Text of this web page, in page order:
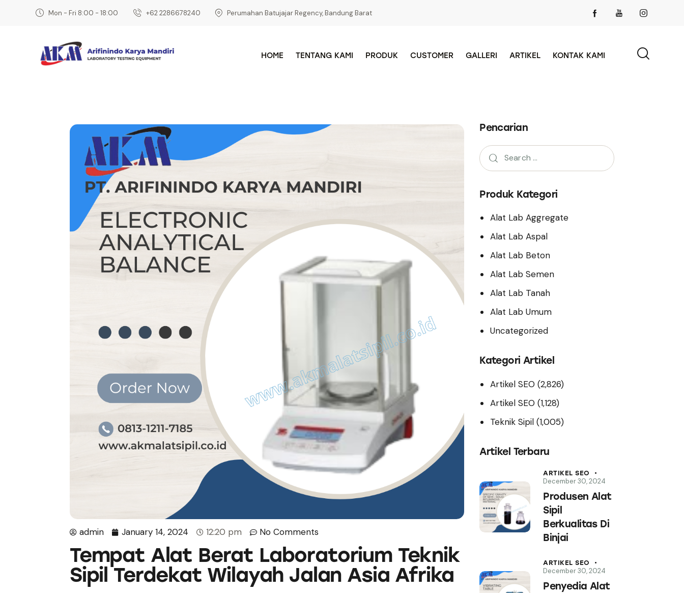
Mon - Fri 8:00 - 18:00 ‎+62 2286678240 Perumahan Batujajar Regency, Bandung Barat
HOME TENTANG KAMI PRODUK CUSTOMER GALLERI ARTIKEL KONTAK KAMI
admin January 14, 2024 12:20 pm No Comments
Tempat Alat Berat Laboratorium Teknik
Sipil Terdekat Wilayah Jalan Asia Afrika
Pencarian
Produk Kategori
Alat Lab Aggregate
Alat Lab Aspal
Alat Lab Beton
Alat Lab Semen
Alat Lab Tanah
Alat Lab Umum
Uncategorized
Kategori Artikel
Artikel SEO (2,826)
Artikel SEO (1,128)
Teknik Sipil(1,005)
Artikel Terbaru
ARTIKEL SEO
December 30, 2024
Produsen Alat
Sipil
Berkualitas Di
Binjai
ARTIKEL SEO
December 30, 2024
Penyedia Alat